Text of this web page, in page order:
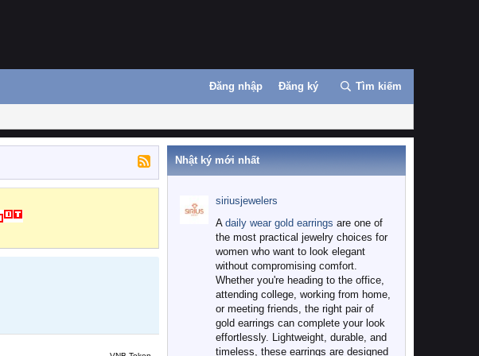
Đăng nhập Đăng ký Tìm kiếm
Nhật ký mới nhất
siriusjewelers
A daily wear gold earrings are one of
the most practical jewelry choices for
women who want to look elegant
without compromising comfort.
Whether you're heading to the office,
attending college, working from home,
or meeting friends, the right pair of
gold earrings can complete your look
effortlessly. Lightweight, durable, and
timeless, these earrings are designed